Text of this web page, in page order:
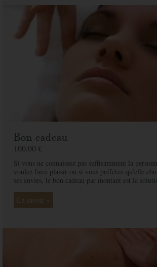
Bon cadeau
100,00 €
Si vous ne connaissez pas suffisamment la
voulez faire plaisir ou si vous préférez qu'elle
ses envies, le bon cadeau par montant est la
proche et ainsi rendre ce moment exceptionnel.
En savoir +